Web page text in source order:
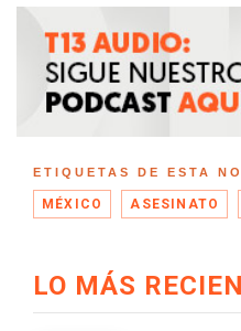
ETIQUETAS DE ESTA
MÉXICO ASESINATO
LO MÁS